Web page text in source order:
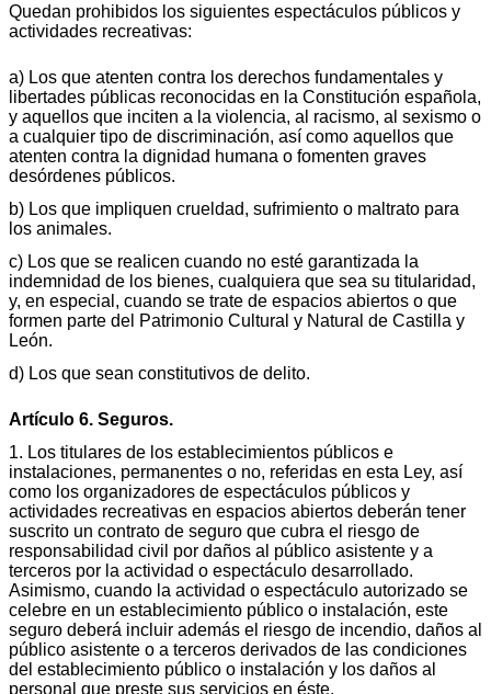
Quedan prohibidos los siguientes espectáculos públicos y
actividades recreativas:
a) Los que atenten contra los derechos fundamentales y
libertades públicas reconocidas en la Constitución española,
y aquellos que inciten a la violencia, al racismo, al sexismo o
a cualquier tipo de discriminación, así como aquellos que
atenten contra la dignidad humana o fomenten graves
desórdenes públicos.
b) Los que impliquen crueldad, sufrimiento o maltrato para
los animales.
c) Los que se realicen cuando no esté garantizada la
indemnidad de los bienes, cualquiera que sea su titularidad,
y, en especial, cuando se trate de espacios abiertos o que
formen parte del Patrimonio Cultural y Natural de Castilla y
León.
d) Los que sean constitutivos de delito.
Artículo 6. Seguros.
1. Los titulares de los establecimientos públicos e
instalaciones, permanentes o no, referidas en esta Ley, así
como los organizadores de espectáculos públicos y
actividades recreativas en espacios abiertos deberán tener
suscrito un contrato de seguro que cubra el riesgo de
responsabilidad civil por daños al público asistente y a
terceros por la actividad o espectáculo desarrollado.
Asimismo, cuando la actividad o espectáculo autorizado se
celebre en un establecimiento público o instalación, este
seguro deberá incluir además el riesgo de incendio, daños al
público asistente o a terceros derivados de las condiciones
del establecimiento público o instalación y los daños al
personal que preste sus servicios en éste.